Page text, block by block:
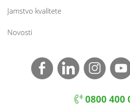
Jamstvo kvalitete
Novosti
0800 400